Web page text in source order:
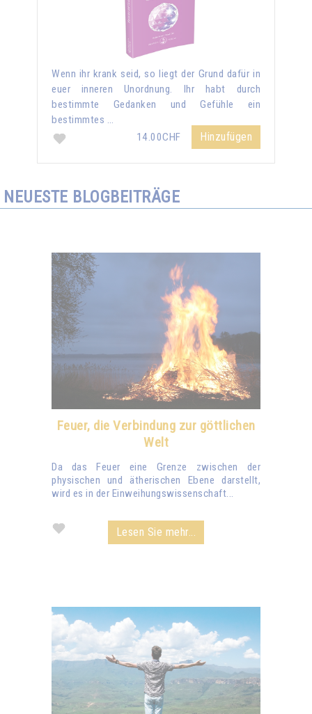
Wenn ihr krank seid, so liegt der Grund dafür in
euer inneren Unordnung. Ihr habt durch
bestimmte Gedanken und Gefühle ein
bestimmtes …
14.00CHF
Hinzufügen
NEUESTE BLOGBEITRÄGE
Feuer, die Verbindung zur göttlichen
Welt
Da das Feuer eine Grenze zwischen der
physischen und ätherischen Ebene darstellt,
wird es in der Einweihungswissenschaft...
Lesen Sie mehr...